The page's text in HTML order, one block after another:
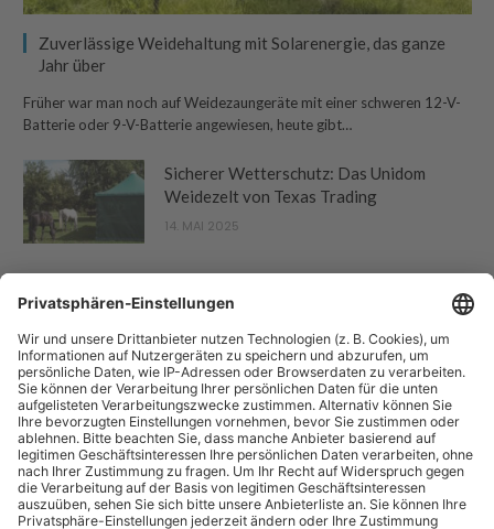
Zuverlässige Weidehaltung mit Solarenergie, das ganze
Jahr über
Früher war man noch auf Weidezaungeräte mit einer schweren 12-V-
Batterie oder 9-V-Batterie angewiesen, heute gibt…
Sicherer Wetterschutz: Das Unidom
Weidezelt von Texas Trading
14. MAI 2025